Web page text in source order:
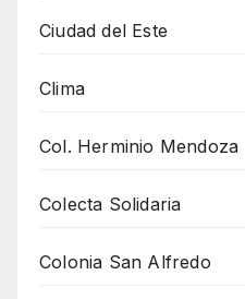
Ciudad del Este
Clima
Col. Herminio Mendoza
Colecta Solidaria
Colonia San Alfredo